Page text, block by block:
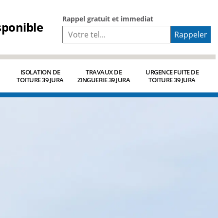
Rappel gratuit et immediat
ISOLATION DE
TOITURE 39 JURA
TRAVAUX DE
ZINGUERIE 39 JURA
URGENCE FUITE DE
TOITURE 39 JURA